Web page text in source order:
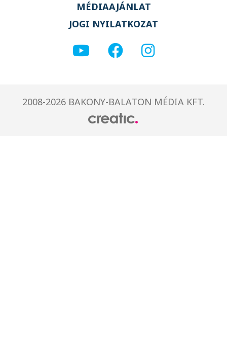
MÉDIAAJÁNLAT
JOGI NYILATKOZAT
2008-2026 BAKONY-BALATON MÉDIA KFT.